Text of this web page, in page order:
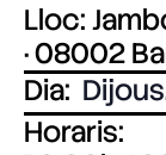
Lloc:
· 08002
Dia: Dijous
Horaris: